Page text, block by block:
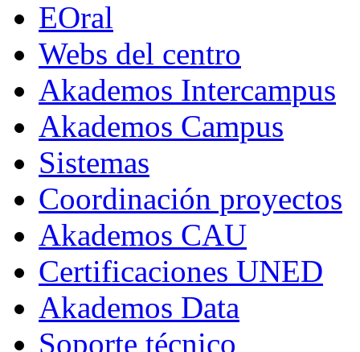
EOral
Webs del centro
Akademos Intercampus
Akademos Campus
Sistemas
Coordinación proyectos
Akademos CAU
Certificaciones UNED
Akademos Data
Soporte técnico